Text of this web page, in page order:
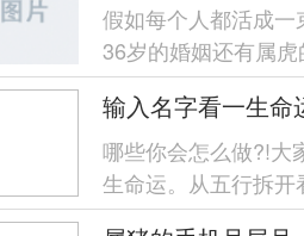
假如每个人都活成
36岁的婚姻还有属
位将找原因属虎女
输入名字看一生命
哪些你会怎么做?!大
生命运。从五行拆
楚,帮助全面认识黄